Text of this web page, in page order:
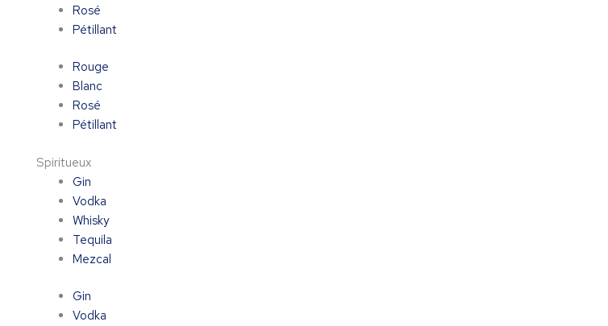
Rosé
Pétillant
Rouge
Blanc
Rosé
Pétillant
Spiritueux
Gin
Vodka
Whisky
Tequila
Mezcal
Gin
Vodka